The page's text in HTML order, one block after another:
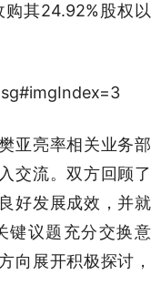
其24.92%股权以
亚亮率相关业务部
交流。双方回顾了
好发展成效，并就
键议题充分交换意
向展开积极探讨，